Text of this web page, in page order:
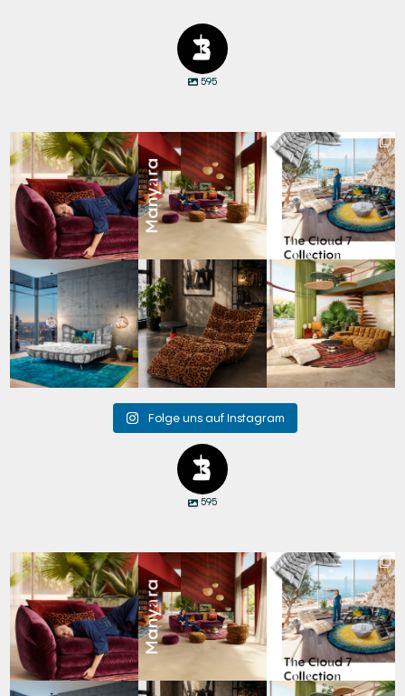
595
Den Kopf anlehnen. Die
Gedanken auf Reisen ...
35 0
Manyara. Inspiriert von
der Weite Afrikas....
52 2
Für jeden Lieblingsplatz
die passende Cloud.
☁️...
59 1
Cloud 7 – nicht nur zum
Sitzen, sondern auch
zum...
144 3
A bold statement. A
quiet retreat.
Mit unserem...
198 4
Take a walk on the wild
side. 🐆
Anlässlich...
104 1
Folge uns auf Instagram
595
Den Kopf anlehnen. Die
Gedanken auf Reisen ...
35 0
Manyara. Inspiriert von
der Weite Afrikas....
52 2
Für jeden Lieblingsplatz
die passende Cloud.
☁️...
59 1